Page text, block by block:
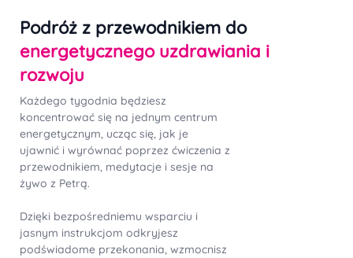
Podróż z przewodnikiem do
energetycznego uzdrawiania i
rozwoju
Każdego tygodnia będziesz
koncentrować się na jednym centrum
energetycznym, ucząc się, jak je
ujawnić i wyrównać poprzez ćwiczenia z
przewodnikiem, medytacje i sesje na
żywo z Petrą.
Dzięki bezpośredniemu wsparciu i
jasnym instrukcjom odkryjesz
podświadome przekonania, wzmocnisz